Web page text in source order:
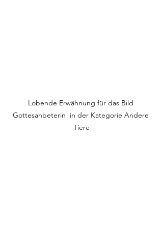
Lobende Erwähnung für das Bild
Gottesanbeterin  in der Kategorie Andere
Tiere